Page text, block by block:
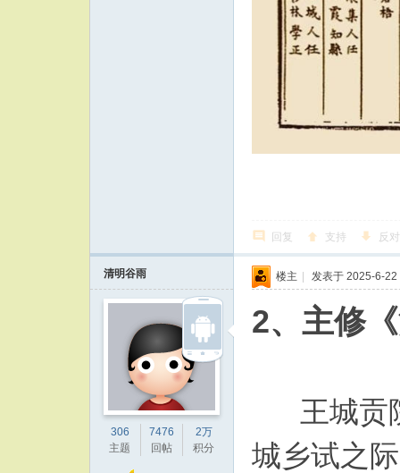
回复 支持 反对
清明谷雨
306
主题
7476
回帖
2万
积分
楼主 | 发表于 2025-6-
2、主修
王城贡
城乡试之